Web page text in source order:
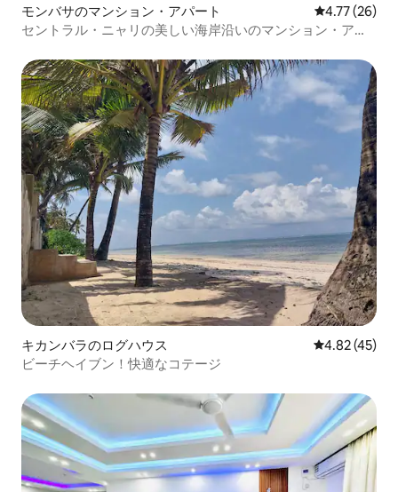
モンバサのマンション・アパート レビュー26
4.77 (26)
セントラル・ニャリの美しい海岸沿いのマンション・アパ
キカンバラのログハウス レビュー45
4.82 (45)
ビーチヘイブン！快適なコテージ